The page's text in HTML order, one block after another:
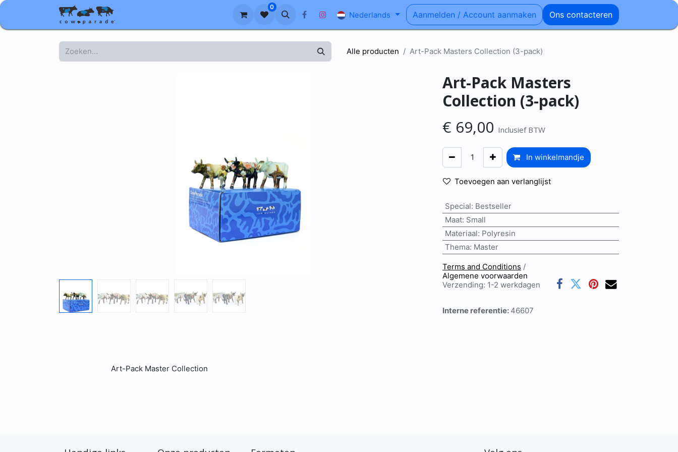
Ons Verhaal Blog FAQ
0
Nederlands Aanmelden / Account aanmaken Ons contacteren
Alle producten Art-Pack Masters Collection (3-pack)
Art-Pack Masters
Collection (3-pack)
€ 69,00 Inclusief BTW
In winkelmandje
Toevoegen aan verlanglijst
Special: Bestseller
Maat: Small
Materiaal: Polyresin
Thema: Master
Terms and Conditions /
Algemene voorwaarden
Verzending: 1-2 werkdagen
Interne referentie: 46607
Art-Pack Master Collection